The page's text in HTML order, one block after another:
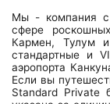
Мы - компания с
сфере
Кармен, Тулум
стандартные и
аэропорта
Если вы
Standard Private